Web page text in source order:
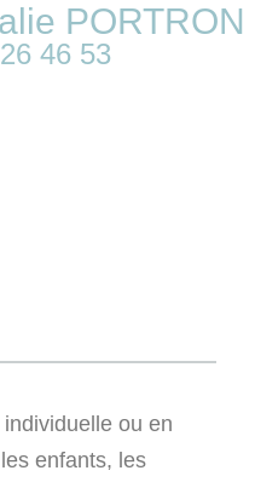
PORTRON
46 53
ou en
enfants, les